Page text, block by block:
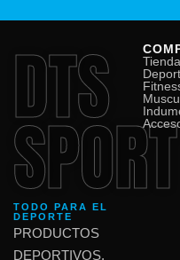
DTS
SPORT
TODO PARA EL
DEPORTE
PRODUCTOS
DEPORTIVOS,
Tienda